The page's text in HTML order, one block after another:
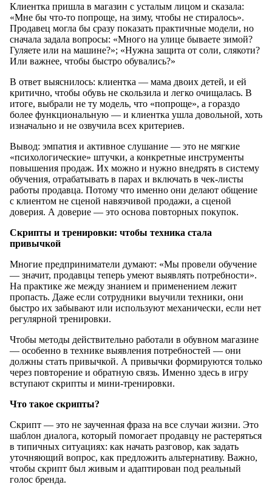
Клиентка пришла в магазин с усталым лицом и сказала:
«Мне бы что-то попроще, на зиму, чтобы не стиралось».
Продавец могла бы сразу показать практичные модели, но
сначала задала вопросы: «Много на улице бываете зимой?
Гуляете или на машине?»; «Нужна защита от соли, слякоти?
Или важнее, чтобы быстро обувались?»
В ответ выяснилось: клиентка — мама двоих детей, и ей
критично, чтобы обувь не скользила и легко очищалась. В
итоге, выбрали не ту модель, что «попроще», а гораздо
более функциональную — и клиентка ушла довольной, хоть
изначально и не озвучила всех критериев.
Вывод: эмпатия и активное слушание — это не мягкие
«психологические» штучки, а конкретные инструменты
повышения продаж. Их можно и нужно внедрять в систему
обучения, отрабатывать в парах и включать в чек-листы
работы продавца. Потому что именно они делают общение
с клиентом не сценой навязчивой продажи, а сценой
доверия. А доверие — это основа повторных покупок.
Скрипты и тренировки: чтобы техника стала
привычкой
Многие предприниматели думают: «Мы провели обучение
— значит, продавцы теперь умеют выявлять потребности».
На практике же между знанием и применением лежит
пропасть. Даже если сотрудники выучили техники, они
быстро их забывают или используют механически, если нет
регулярной тренировки.
Чтобы методы действительно работали в обувном магазине
— особенно в технике выявления потребностей — они
должны стать привычкой. А привычки формируются только
через повторение и обратную связь. Именно здесь в игру
вступают скрипты и мини-тренировки.
Что такое скрипты?
Скрипт — это не заученная фраза на все случаи жизни. Это
шаблон диалога, который помогает продавцу не растеряться
в типичных ситуациях: как начать разговор, как задать
уточняющий вопрос, как предложить альтернативу. Важно,
чтобы скрипт был живым и адаптирован под реальный
голос бренда.